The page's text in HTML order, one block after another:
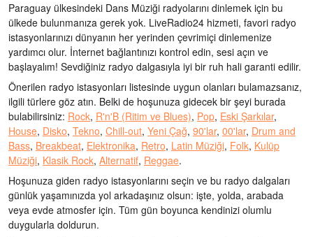
Paraguay ülkesindeki Dans Müziği radyolarını dinlemek için bu
ülkede bulunmanıza gerek yok. LiveRadio24 hizmeti, favori radyo
istasyonlarınızı dünyanın her yerinden çevrimiçi dinlemenize
yardımcı olur. İnternet bağlantınızı kontrol edin, sesi açın ve
başlayalım! Sevdiğiniz radyo dalgasıyla iyi bir ruh hali garanti edilir.
Önerilen radyo istasyonları listesinde uygun olanları bulamazsanız,
ilgili türlere göz atın. Belki de hoşunuza gidecek bir şeyi burada
bulabilirsiniz: Rock, R'n'B (Ritim ve Blues), Pop, Eski Şarkılar,
House, Disko, Tekno, Chill-out, Yeni Çağ, 90'lar, 00'lar, Drum and
Bass, Breakbeat, Elektronika, Retro, Latin Müziği, Folk, Kulüp
Müziği, Klasik Rock, Alternatif, Reggae.
Hoşunuza giden radyo istasyonlarını seçin ve bu radyo dalgaları
günlük yaşamınızda yol arkadaşınız olsun: işte, yolda, arabada
veya evde atmosfer için. Tüm gün boyunca kendinizi olumlu
duygularla doldurun.